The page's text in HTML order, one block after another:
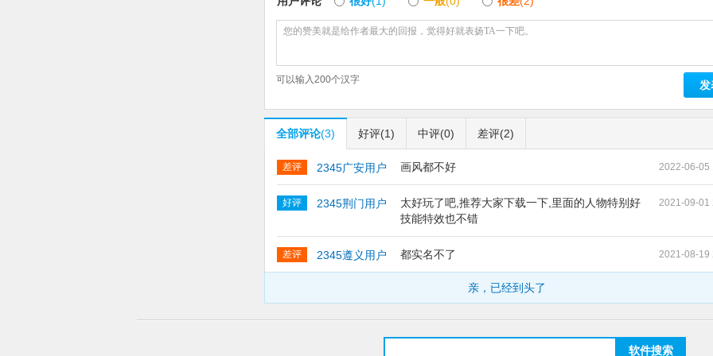
可以输入200个汉字
全部评论(3) 好评(1) 中评(0) 差评(2)
差评 2345广安用户 画风都不好 2022-06-05
好评 2345荆门用户
太好玩了吧,推荐大家下载一下,里面的人物特别好
技能特效也不错
2021-09-01
差评 2345遵义用户 都实名不了 2021-08-19
亲，已经到头了
软件搜索